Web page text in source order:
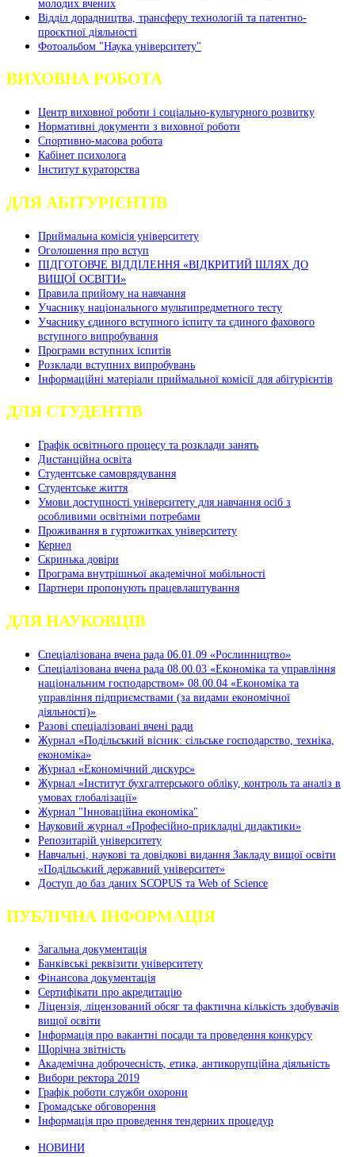
молодих вчених
Відділ дорадництва, трансферу технологій та патентно-
проєктної діяльності
Фотоальбом "Наука університету"
ВИХОВНА РОБОТА
Центр виховної роботи і соціально-культурного розвитку
Нормативні документи з виховної роботи
Спортивно-масова робота
Кабінет психолога
Інститут кураторства
ДЛЯ АБІТУРІЄНТІВ
Приймальна комісія університету
Оголошення про вступ
ПІДГОТОВЧЕ ВІДДІЛЕННЯ «ВІДКРИТИЙ ШЛЯХ ДО
ВИЩОЇ ОСВІТИ»
Правила прийому на навчання
Учаснику національного мультипредметного тесту
Учаснику єдиного вступного іспиту та єдиного фахового
вступного випробування
Програми вступних іспитів
Розклади вступних випробувань
Інформаційні матеріали приймальної комісії для абітурієнтів
ДЛЯ СТУДЕНТІВ
Графік освітнього процесу та розклади занять
Дистанційна освіта
Студентське самоврядування
Студентське життя
Умови доступності університету для навчання осіб з
особливими освітніми потребами
Проживання в гуртожитках університету
Кернел
Скринька довіри
Програма внутрішньої академічної мобільності
Партнери пропонують працевлаштування
ДЛЯ НАУКОВЦІВ
Спеціалізована вчена рада 06.01.09 «Рослинництво»
Спеціалізована вчена рада 08.00.03 «Економіка та управління
національним господарством» 08.00.04 «Економіка та
управління підприємствами (за видами економічної
діяльності)»
Разові спеціалізовані вчені ради
Журнал «Подільський вісник: сільське господарство, техніка,
економіка»
Журнал «Економічний дискурс»
Журнал «Інститут бухгалтерського обліку, контроль та аналіз в
умовах глобалізації»
Журнал "Інноваційна економіка"
Науковий журнал «Професійно-прикладні дидактики»
Репозитарій університету
Навчальні, наукові та довідкові видання Закладу вищої освіти
«Подільський державний університет»
Доступ до баз даних SCOPUS та Web of Science
ПУБЛІЧНА ІНФОРМАЦІЯ
Загальна документація
Банківські реквізити університету
Фінансова документація
Сертифікати про акредитацію
Ліцензія, ліцензований обсяг та фактична кількість здобувачів
вищої освіти
Інформація про вакантні посади та проведення конкурсу
Щорічна звітність
Академічна доброчесність, етика, антикорупційна діяльність
Вибори ректора 2019
Графік роботи служби охорони
Громадське обговорення
Інформація про проведення тендерних процедур
НОВИНИ